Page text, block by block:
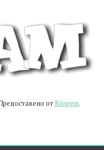
от Blogger.